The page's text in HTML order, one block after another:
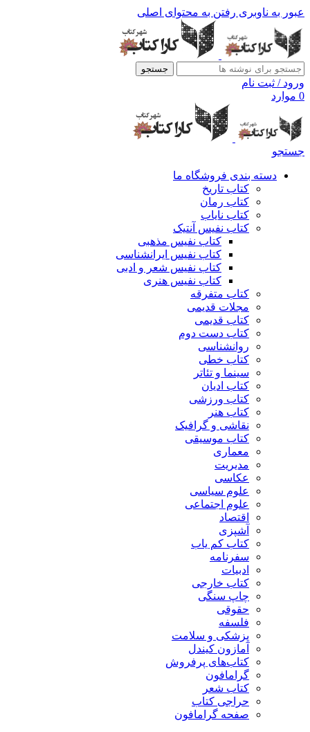
عبور به ناوبری رفتن به محتوای اصلی
جستجو
ورود / ثبت نام
0 موارد
جستجو
دسته بندی فروشگاه ما
کتاب تاریخ
کتاب رمان
کتاب نایاب
کتاب نفیس آنتیک
کتاب نفیس مذهبی
کتاب نفیس ایرانشناسی
کتاب نفیس شعر و ادبی
کتاب نفیس هنری
کتاب متفرقه
مجلات قدیمی
کتاب قدیمی
کتاب دست دوم
روانشناسی
کتاب خطی
سینما و تئاتر
کتاب ادیان
کتاب ورزشی
کتاب هنر
نقاشی و گرافیک
کتاب موسیقی
معماری
مدیریت
عکاسی
علوم سیاسی
علوم اجتماعی
اقتصاد
آشپزی
کتاب کم یاب
سفرنامه
ادبیات
کتاب خارجی
چاپ سنگی
حقوقی
فلسفه
پزشکی و سلامت
آمازون کیندل
کتاب‌های پرفروش
گرامافون
کتاب شعر
حراجی کتاب
صفحه گرامافون